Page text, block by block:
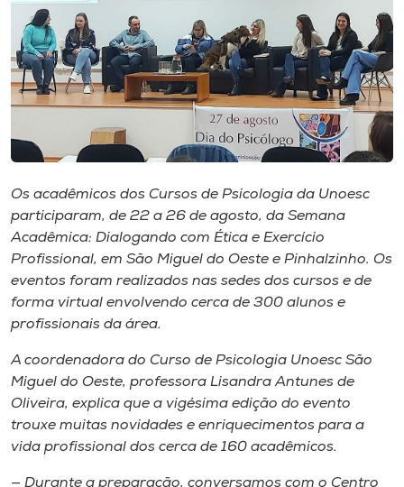
Editora
Rádio
Museu
Unoesc
Store
Selecione
o idioma
A+
A-
Os acadêmicos dos Cursos de Psicologia da Unoesc
participaram, de 22 a 26 de agosto, da Semana
Acadêmica: Dialogando com Ética e Exercício
Profissional, em São Miguel do Oeste e Pinhalzinho. Os
eventos foram realizados nas sedes dos cursos e de
forma virtual envolvendo cerca de 300 alunos e
profissionais da área.
A coordenadora do Curso de Psicologia Unoesc São
Miguel do Oeste, professora Lisandra Antunes de
Oliveira, explica que a vigésima edição do evento
trouxe muitas novidades e enriquecimentos para a
vida profissional dos cerca de 160 acadêmicos.
— Durante a preparação, conversamos com o Centro